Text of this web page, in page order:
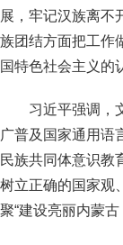
展，牢记汉族离不
族团结方面把工作
国特色社会主义的
习近平强调，
广普及国家通用语
民族共同体意识教
树立正确的国家观
聚“建设亮丽内蒙古